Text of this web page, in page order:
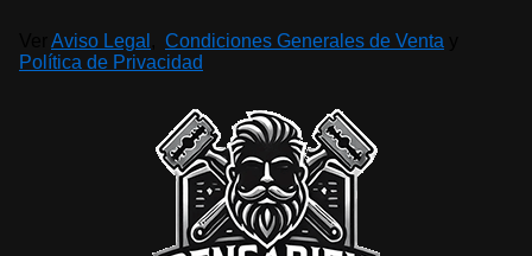
Aviso Legal Condiciones Generales de Venta
Política de Privacidad